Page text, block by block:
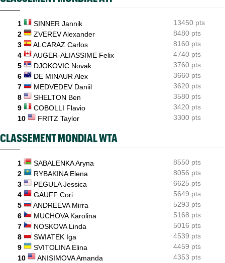
1 SINNER Jannik
13450 pts
2
ZVEREV Alexander
8480 pts
3
ALCARAZ Carlos
8160 pts
4
AUGER-ALIASSIME Felix
4740 pts
5
DJOKOVIC Novak
3760 pts
6
DE MINAUR Alex
3660 pts
7
MEDVEDEV Daniil
3620 pts
8
SHELTON Ben
3580 pts
9
COBOLLI Flavio
3420 pts
10
FRITZ Taylor 3300 pts
CLASSEMENT MONDIAL WTA
1 SABALENKA Aryna
8550 pts
2
RYBAKINA Elena
8056 pts
3
PEGULA Jessica
6625 pts
4
GAUFF Cori
5649 pts
5
ANDREEVA Mirra
5293 pts
6
MUCHOVA Karolina
5168 pts
7
NOSKOVA Linda
5016 pts
8
SWIATEK Iga
4539 pts
9
SVITOLINA Elina
4459 pts
10
ANISIMOVA Amanda 4353 pts